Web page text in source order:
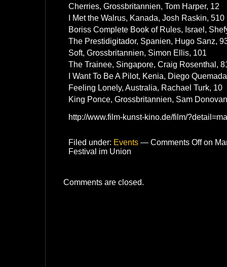
Cherries, Grossbritannien, Tom Harper, 12
I Met the Walrus, Kanada, Josh Raskin, 510
Boriss Complete Book of Rules, Israel,
The Prestidigitador, Spanien, Hugo Sanz,
Soft, Grossbritannien, Simon Ellis, 101
The Trainee, Singapore, Craig Rosenthal,
I Want To Be A Pilot, Kenia, Diego
Feeling Lonely, Australia, Rachael Turk, 10
King Ponce, Grossbritannien, Sam Donovan,
http://www.film-kunst-kino.de/film/
Filed under: Events — Comments Offon
Festival im Union
Comments are closed.